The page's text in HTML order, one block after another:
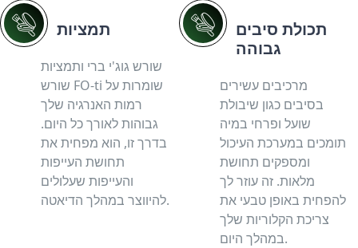
תמציות
שורש גוג'י ברי ותמציות
שורש FO-ti שומרות על
רמות האנרגיה שלך
גבוהות לאורך כל היום.
בדרך זו, הוא מפחית את
תחושת העייפות
והעייפות שעלולים
להיווצר במהלך הדיאטה.
תכולת סיבים
גבוהה
מרכיבים עשירים
בסיבים כגון שיבולת
שועל ופרחי במיה
תומכים במערכת העיכול
ומספקים תחושת
מלאות. זה עוזר לך
להפחית באופן טבעי את
צריכת הקלוריות שלך
במהלך היום.